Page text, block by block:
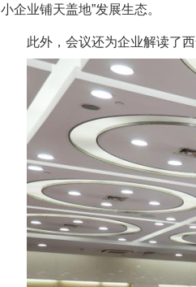
小企业铺天盖地”发展生态。
此外，会议还为企业解读了